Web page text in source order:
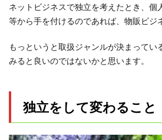
ネットビジネスで独立を考えたとき、個
等から手を付けるのであれば、物販ビジ
もっというと取扱ジャンルが決まってい
みると良いのではないかと思います。
独立をして変わること